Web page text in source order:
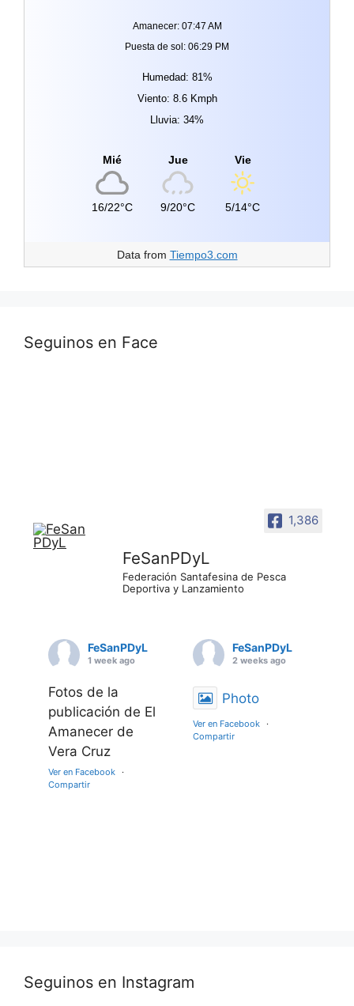
Amanecer: 07:47 AM
Puesta de sol: 06:29 PM
Humedad: 81%
Viento: 8.6 Kmph
Lluvia: 34%
Mié
16/22°C
Jue
9/20°C
Vie
5/14°C
Data from Tiempo3.com
Seguinos en Face
1,386
FeSanPDyL
Federación Santafesina de Pesca
Deportiva y Lanzamiento
FeSanPDyL
1 week ago
Fotos de la
publicación de El
Amanecer de
Vera Cruz
Ver en Facebook
·
Compartir
FeSanPDyL
2 weeks ago
Photo
Ver en Facebook
·
Compartir
Seguinos en Instagram